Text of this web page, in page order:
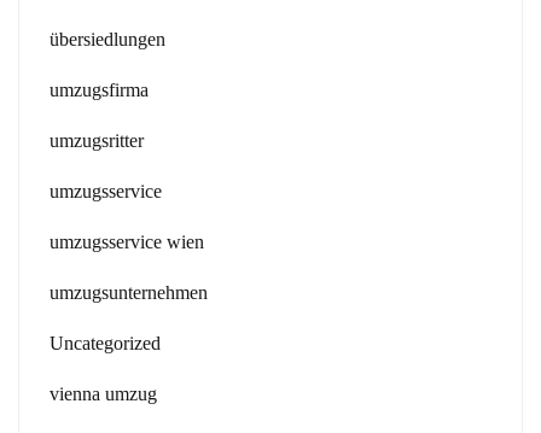
übersiedlungen
umzugsfirma
umzugsritter
umzugsservice
umzugsservice wien
umzugsunternehmen
Uncategorized
vienna umzug